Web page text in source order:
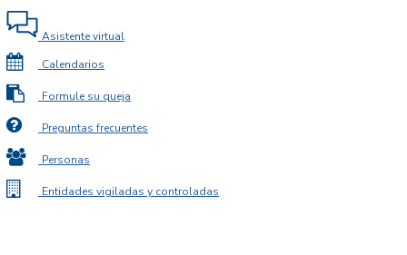
Asistente virtual
Calendarios
Formule su queja
Preguntas frecuentes
Personas
Entidades vigiladas y controladas